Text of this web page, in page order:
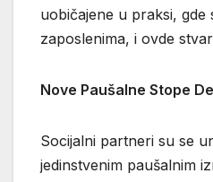
uobičajene u praksi, gde
zaposlenima, i ovde
Nove Paušalne Stope
Socijalni partneri su se
jedinstvenim paušalnim